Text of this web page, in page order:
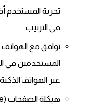
تجربة
في الترتيب.
توافق مع
المستخدمين في
عبر الهواتف